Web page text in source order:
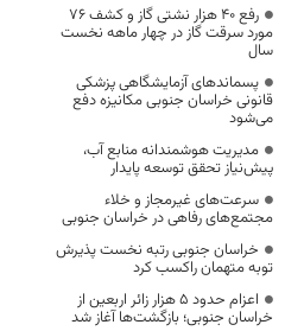
رفع 40 هزار نشتی گاز و کشف 76
مورد سرقت گاز در چهار ماهه نخست
سال
پسماندهای آزمایشگاهی پزشکی
قانونی خراسان جنوبی مکانیزه دفع
می‌شود
مدیریت هوشمندانه منابع آب،
پیش‌نیاز تحقق توسعه پایدار
سرعت‌های غیرمجاز و خلاء
مجتمع‌های رفاهی در خراسان جنوبی
خراسان جنوبی رتبه نخست پذیرش
توبه متهمان راکسب کرد
اعزام حدود 5 هزار زائر اربعین از
خراسان جنوبی؛ بازگشت‌ها آغاز شد